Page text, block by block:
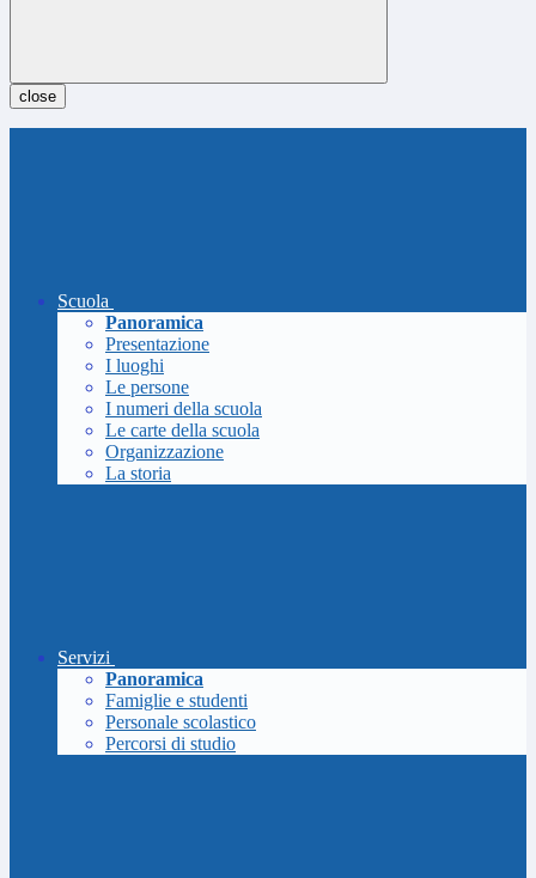
close
Scuola
Panoramica
Presentazione
I luoghi
Le persone
I numeri della scuola
Le carte della scuola
Organizzazione
La storia
Servizi
Panoramica
Famiglie e studenti
Personale scolastico
Percorsi di studio